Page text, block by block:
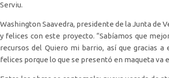
Serviu.
Washington Saavedra, presidente de la Junta de
y felices con este proyecto. “Sabíamos que
recursos del Quiero mi barrio, así que gracias
felices porque lo que se presentó en maqueta va